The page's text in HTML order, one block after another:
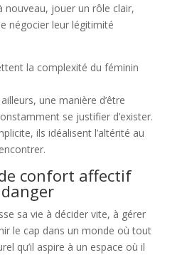
nouveau, jouer un rôle clair,
négocier leur légitimité
la complexité du féminin
ailleurs, une manière d’être
se justifier d’exister.
ils idéalisent l’altérité au
confort affectif
sa vie à décider vite, à gérer
le cap dans un monde où tout
qu’il aspire à un espace où il